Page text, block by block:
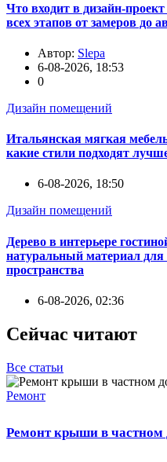
Что входит в дизайн-
всех этапов от замеров до
Автор: Slepa
6-08-2026, 18:53
0
Дизайн помещений
Итальянская мягкая
какие стили подходят
6-08-2026, 18:50
Дизайн помещений
Дерево в интерьере
натуральный материал для
пространства
6-08-2026, 02:36
Сейчас читают
Все статьи
Ремонт
Ремонт крыши в